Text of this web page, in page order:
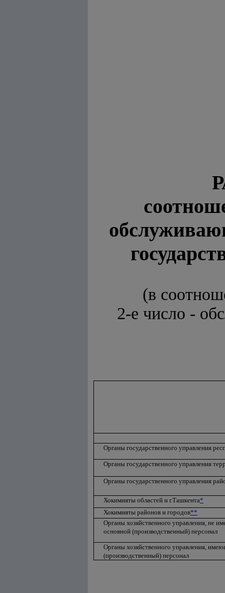
(в
2-е число -
Органы государственного управления
Органы государственного управления
Органы государственного управления
Хокимияты областей и г.Ташкента*
Хокимияты районов и городов**
Органы хозяйственного управления, не
основной (производственный) персонал
Органы хозяйственного управления,
(производственный) персонал